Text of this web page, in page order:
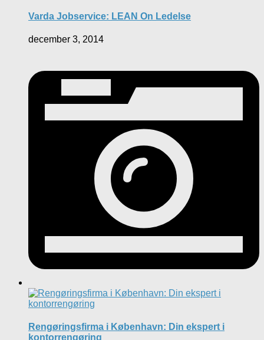
Varda Jobservice: LEAN On Ledelse
december 3, 2014
Rengøringsfirma i København: Din ekspert i
kontorrengøring